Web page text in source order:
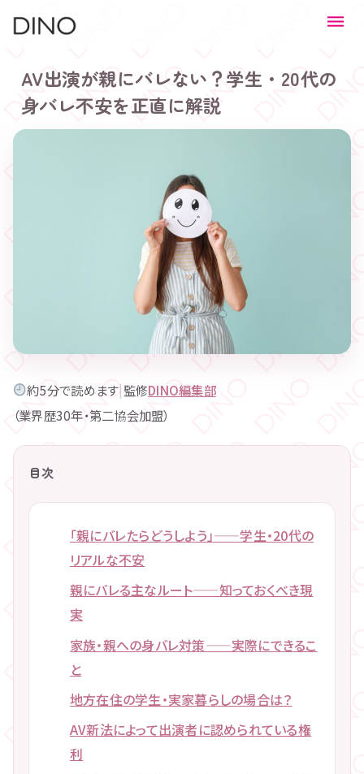
AV出演が親にバレない？学生・20代の
身バレ不安を正直に解説
約5分で読めます|監修DINO編集部
（業界歴30年・第二協会加盟）
目次
「親にバレたらどうしよう」——学生・20代の
リアルな不安
親にバレる主なルート——知っておくべき現
実
家族・親への身バレ対策——実際にできるこ
と
地方在住の学生・実家暮らしの場合は？
AV新法によって出演者に認められている権
利